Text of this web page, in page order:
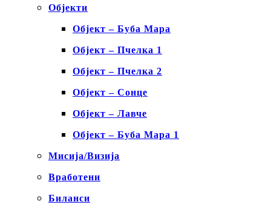
Објекти
Објект – Буба Мара
Објект – Пчелка 1
Објект – Пчелка 2
Објект – Сонце
Објект – Лавче
Објект – Буба Мара 1
Мисија/Визија
Вработени
Биланси